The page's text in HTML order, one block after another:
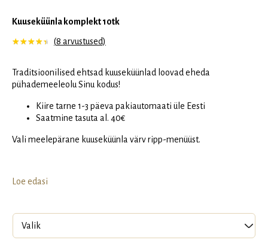
Kuuseküünla komplekt 10tk
Hinnatud4.75/5
8 kliendi hinnangu põhjal
(8 arvustused)
Traditsioonilised ehtsad kuuseküünlad loovad eheda
pühademeeleolu Sinu kodus!
️️️️Kiire tarne 1-3 päeva pakiautomaati üle Eesti
️️️️Saatmine tasuta al. 40€
Vali meelepärane kuuseküünla värv ripp-menüüst.
Loe edasi